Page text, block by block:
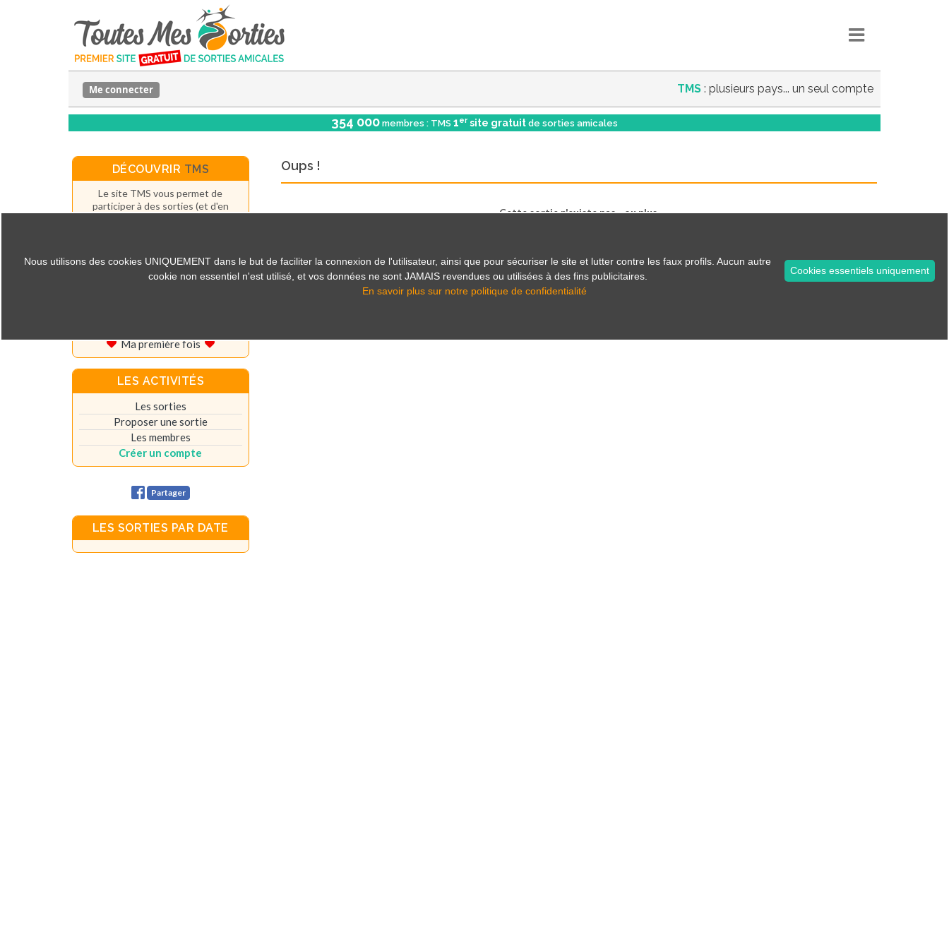
TMS : plusieurs pays... un seul compte
Me connecter
354 000 membres : TMS 1er site gratuit de sorties amicales
Oups !
Cette sortie n'existe pas... ou plus.
Voir les sorties
DÉCOUVRIR TMS
Le site TMS vous permet de
participer à des sorties (et d'en
particuliers).
Fonctionnement du site
Ma première fois
LES ACTIVITÉS
Les sorties
Proposer une sortie
Les membres
Créer un compte
Partager
LES SORTIES PAR DATE
Cookies essentiels uniquement
Nous utilisons des cookies UNIQUEMENT dans le but de faciliter la connexion de l'utilisateur, ainsi que pour sécuriser le site et lutter contre les faux profils. Aucun autre
cookie non essentiel n'est utilisé, et vos données ne sont JAMAIS revendues ou utilisées à des fins publicitaires.
En savoir plus sur notre politique de confidentialité